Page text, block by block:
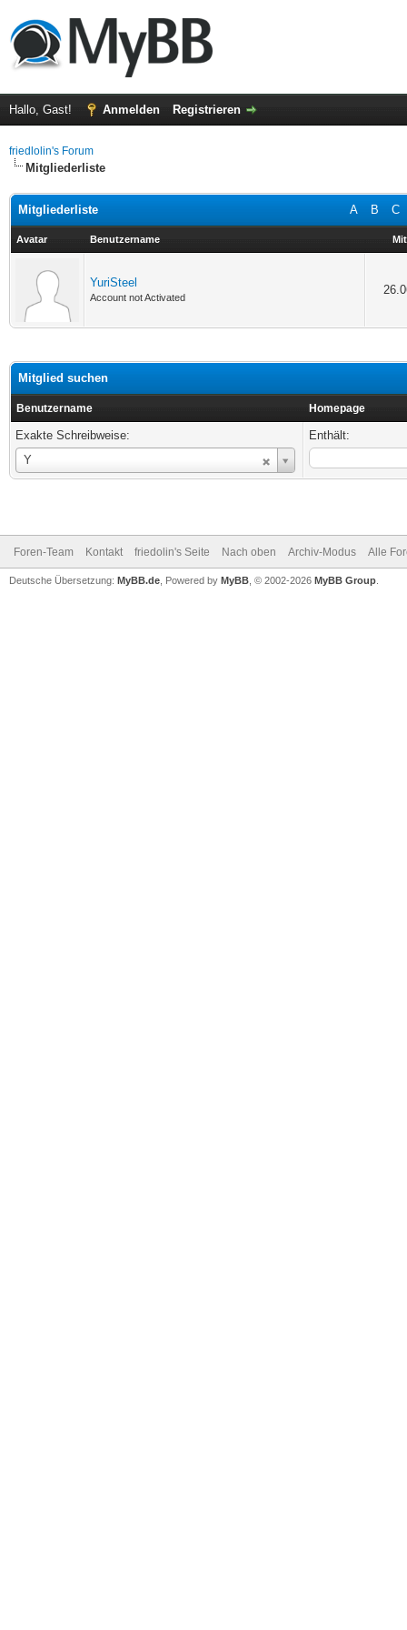
Hallo, Gast! Anmelden Registrieren
friedlolin's Forum
Mitgliederliste
A B C
Mitgliederliste
Avatar Benutzername
YuriSteel
Account not Activated
Mitglied suchen
Benutzername Homepage
Exakte Schreibweise:
Y
Benutzername
Enthält:
Foren-Team Kontakt friedolin's Seite Nach oben Archiv-Modus Alle
Deutsche Übersetzung: MyBB.de , Powered by MyBB , © 2002-2026 MyBB Group